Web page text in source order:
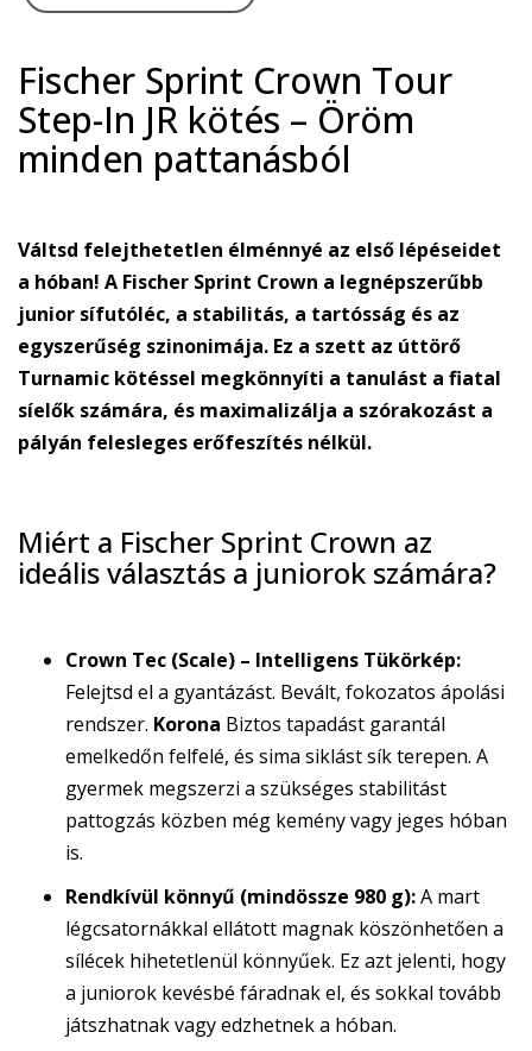
Fischer Sprint Crown Tour
Step-In JR kötés – Öröm
minden pattanásból
Váltsd felejthetetlen élménnyé az első lépéseidet
a hóban! A Fischer Sprint Crown a legnépszerűbb
junior sífutóléc, a stabilitás, a tartósság és az
egyszerűség szinonimája. Ez a szett az úttörő
Turnamic kötéssel megkönnyíti a tanulást a fiatal
síelők számára, és maximalizálja a szórakozást a
pályán felesleges erőfeszítés nélkül.
Miért a Fischer Sprint Crown az
ideális választás a juniorok számára?
Crown Tec (Scale) – Intelligens Tükörkép:
Felejtsd el a gyantázást. Bevált, fokozatos ápolási
rendszer. Korona Biztos tapadást garantál
emelkedőn felfelé, és sima siklást sík terepen. A
gyermek megszerzi a szükséges stabilitást
pattogzás közben még kemény vagy jeges hóban
is.
Rendkívül könnyű (mindössze 980 g):A mart
légcsatornákkal ellátott magnak köszönhetően a
sílécek hihetetlenül könnyűek. Ez azt jelenti, hogy
a juniorok kevésbé fáradnak el, és sokkal tovább
játszhatnak vagy edzhetnek a hóban.